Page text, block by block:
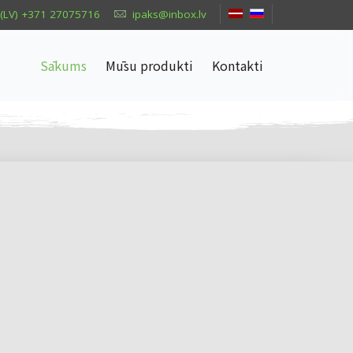
(LV) +371 27075716 ipaks@inbox.lv
Sākums Mūsu produkti Kontakti